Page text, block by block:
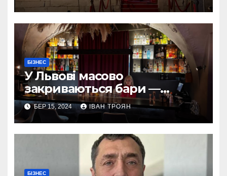
БІЗНЕС
У Львові масово
закриваються бари —
гастроблогерка
БЕР 15, 2024 ІВАН ТРОЯН
БІЗНЕС